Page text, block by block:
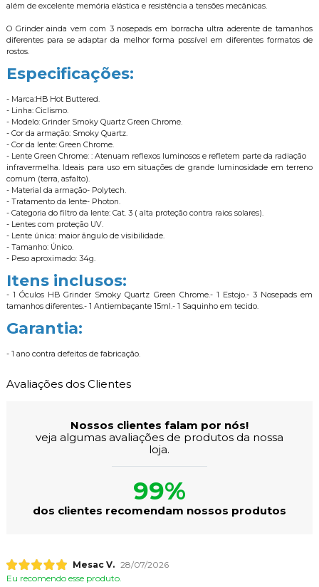
além de excelente memória elástica e resistência a tensões mecânicas.
O Grinder ainda vem com 3 nosepads em borracha ultra aderente de tamanhos
diferentes para se adaptar da melhor forma possível em diferentes formatos de
rostos.
Especificações:
- Marca:HB Hot Buttered.
- Linha: Ciclismo.
- Modelo: Grinder Smoky Quartz Green Chrome.
- Cor da armação: Smoky Quartz.
- Cor da lente: Green Chrome.
- Lente Green Chrome: : Atenuam reflexos luminosos e refletem parte da radiação
infravermelha. Ideais para uso em situações de grande luminosidade em terreno
comum (terra, asfalto).
- Material da armação- Polytech.
- Tratamento da lente- Photon.
- Categoria do filtro da lente: Cat. 3 ( alta proteção contra raios solares).
- Lentes com proteção UV.
- Lente única: maior ângulo de visibilidade.
- Tamanho: Único.
- Peso aproximado: 34g.
Itens inclusos:
- 1 Óculos HB Grinder Smoky Quartz Green Chrome.- 1 Estojo.- 3 Nosepads em
tamanhos diferentes.- 1 Antiembaçante 15ml.- 1 Saquinho em tecido.
Garantia:
- 1 ano contra defeitos de fabricação.
Avaliações dos Clientes
Nossos clientes falam por nós!
veja algumas avaliações de produtos da nossa
loja.
99%
dos clientes recomendam nossos produtos
Mesac V. 28/07/2026
Eu recomendo esse produto.